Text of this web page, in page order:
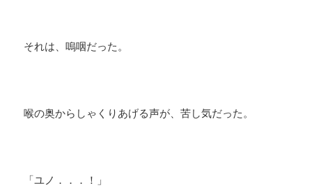
それは、嗚咽だった。
喉の奥からしゃくりあげる声が、苦し気だった。
「ユノ．．．！」